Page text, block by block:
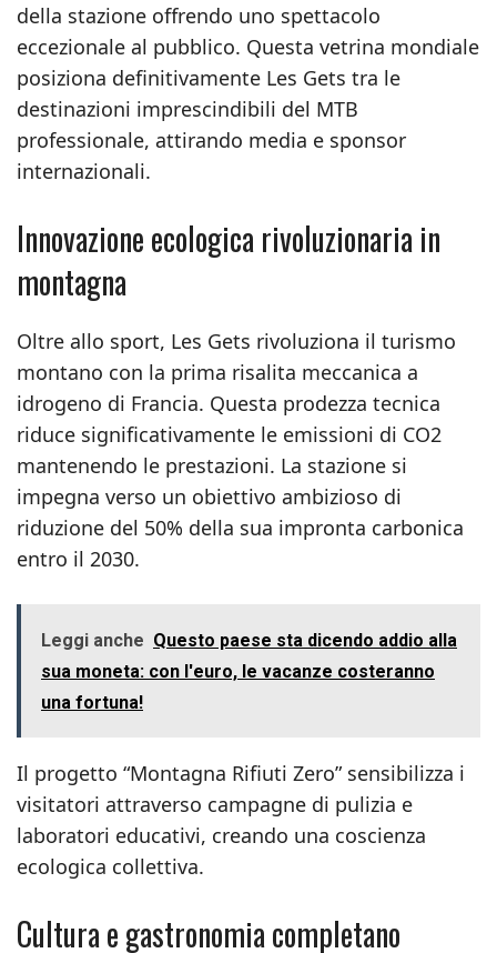
della stazione offrendo uno spettacolo
eccezionale al pubblico. Questa vetrina mondiale
posiziona definitivamente Les Gets tra le
destinazioni imprescindibili del MTB
professionale, attirando media e sponsor
internazionali.
Innovazione ecologica rivoluzionaria in
montagna
Oltre allo sport, Les Gets rivoluziona il turismo
montano con la prima risalita meccanica a
idrogeno di Francia. Questa prodezza tecnica
riduce significativamente le emissioni di CO2
mantenendo le prestazioni. La stazione si
impegna verso un obiettivo ambizioso di
riduzione del 50% della sua impronta carbonica
entro il 2030.
Leggi anche Questo paese sta dicendo addio alla
sua moneta: con l'euro, le vacanze costeranno
una fortuna!
Il progetto “Montagna Rifiuti Zero” sensibilizza i
visitatori attraverso campagne di pulizia e
laboratori educativi, creando una coscienza
ecologica collettiva.
Cultura e gastronomia completano